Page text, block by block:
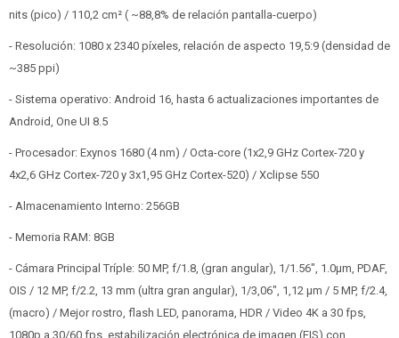
nits (pico) / 110,2 cm² ( ~88,8% de relación pantalla-cuerpo)
- Resolución: 1080 x 2340 píxeles, relación de aspecto 19,5:9 (densidad de
~385 ppi)
- Sistema operativo: Android 16, hasta 6 actualizaciones importantes de
Android, One UI 8.5
- Procesador: Exynos 1680 (4 nm) / Octa-core (1x2,9 GHz Cortex-720 y
4x2,6 GHz Cortex-720 y 3x1,95 GHz Cortex-520) / Xclipse 550
- Almacenamiento Interno: 256GB
- Memoria RAM: 8GB
- Cámara Principal Tríple: 50 MP, f/1.8, (gran angular), 1/1.56", 1.0µm, PDAF,
OIS / 12 MP, f/2.2, 13 mm (ultra gran angular), 1/3,06", 1,12 µm / 5 MP, f/2.4,
(macro) / Mejor rostro, flash LED, panorama, HDR / Video 4K a 30 fps,
1080p a 30/60 fps, estabilización electrónica de imagen (EIS) con